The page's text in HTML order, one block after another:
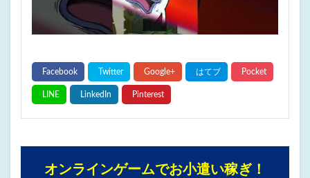
オンラインゲームでお小遣い稼ぎ！